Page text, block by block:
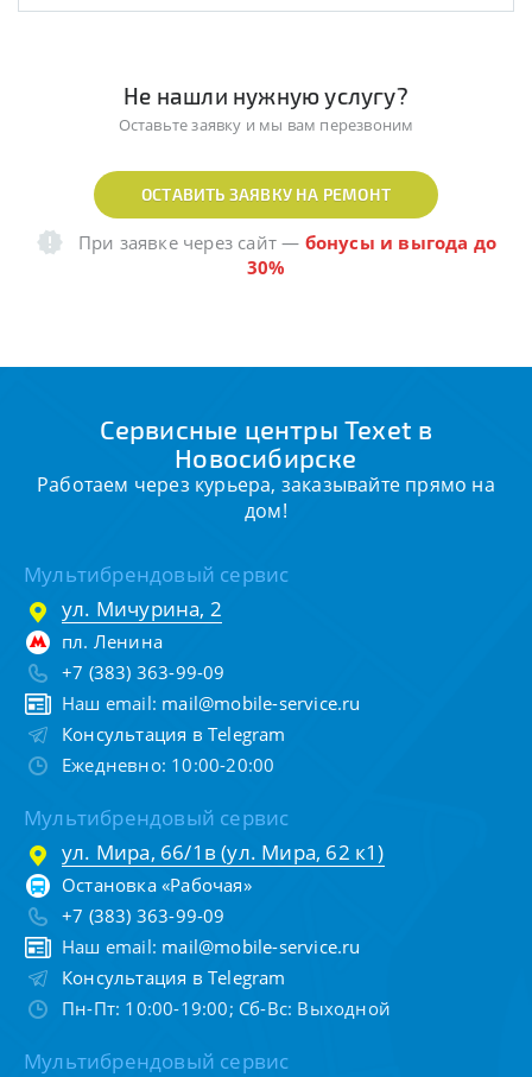
Не нашли нужную услугу?
Оставьте заявку и мы вам перезвоним
ОСТАВИТЬ ЗАЯВКУ НА РЕМОНТ
При заявке через сайт— бонусы и выгода до
30%
Сервисные центры Texet в
Новосибирске
Работаем через курьера, заказывайте прямо на
дом!
Мультибрендовый сервис
ул. Мичурина, 2
пл. Ленина
+7 (383) 363-99-09
Наш email: mail@mobile-service.ru
Консультация в Telegram
Ежедневно: 10:00-20:00
Мультибрендовый сервис
ул. Мира, 66/1в (ул. Мира, 62 к1)
Остановка «Рабочая»
+7 (383) 363-99-09
Наш email: mail@mobile-service.ru
Консультация в Telegram
Пн-Пт: 10:00-19:00; Сб-Вс: Выходной
Мультибрендовый сервис